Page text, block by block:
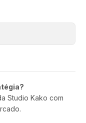
Studio Kako com